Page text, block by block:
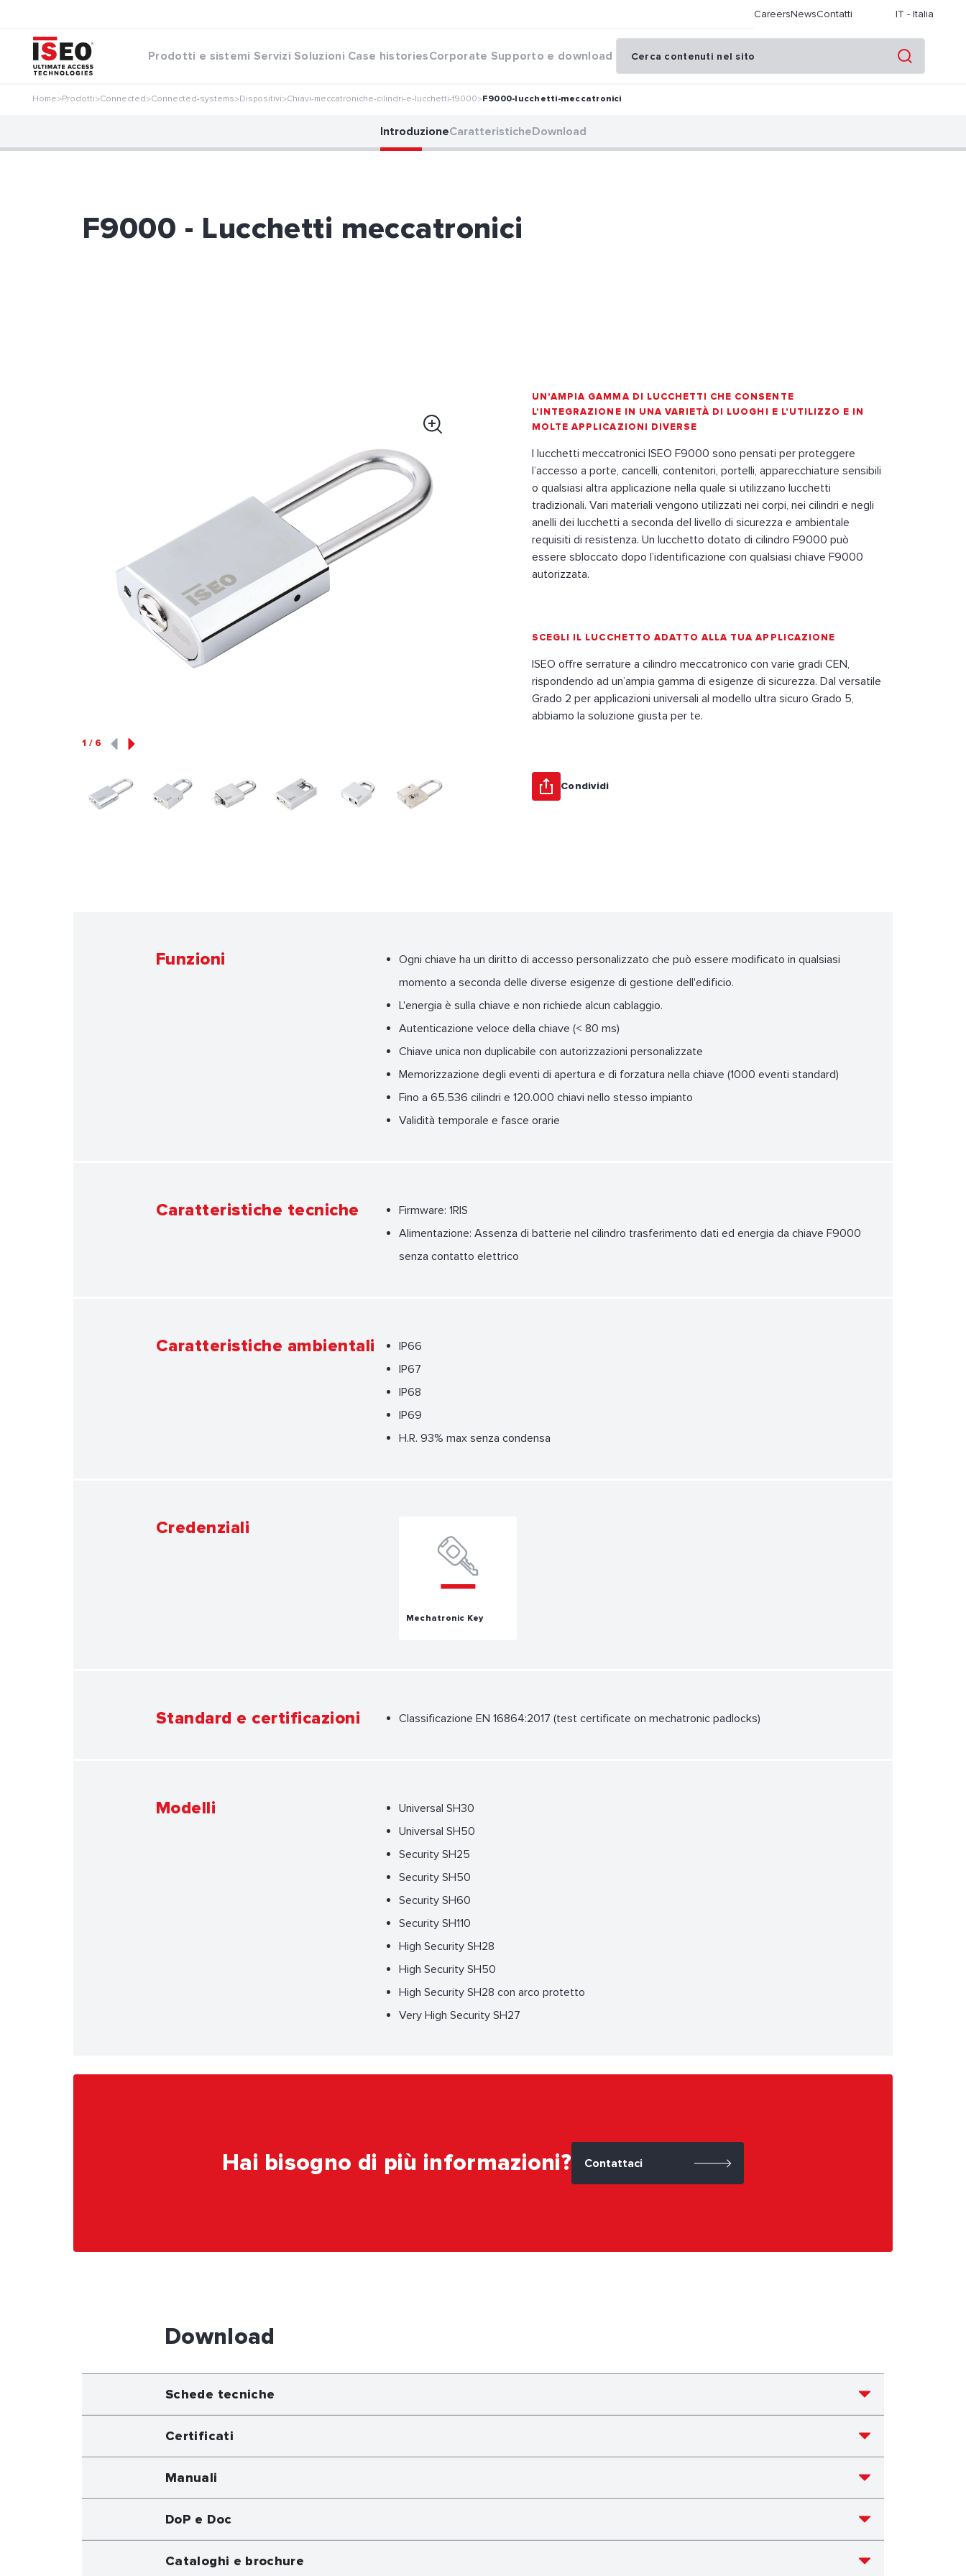
CareersNewsContatti IT - Italia
Prodotti e sistemi Servizi Soluzioni Case historiesCorporate Supporto e download
Home>Prodotti>Connected>Connected-systems>Dispositivi>Chiavi-meccatroniche-cilindri-e-lucchetti-f9000>F9000-lucchetti-meccatronici
IntroduzioneCaratteristicheDownload
F9000 - Lucchetti meccatronici
1 / 6
UN'AMPIA GAMMA DI LUCCHETTI CHE CONSENTE
L'INTEGRAZIONE IN UNA VARIETÀ DI LUOGHI E L'UTILIZZO E IN
MOLTE APPLICAZIONI DIVERSE
I lucchetti meccatronici ISEO F9000 sono pensati per proteggere
l’accesso a porte, cancelli, contenitori, portelli, apparecchiature sensibili
o qualsiasi altra applicazione nella quale si utilizzano lucchetti
tradizionali. Vari materiali vengono utilizzati nei corpi, nei cilindri e negli
anelli dei lucchetti a seconda del livello di sicurezza e ambientale
requisiti di resistenza. Un lucchetto dotato di cilindro F9000 può
essere sbloccato dopo l’identificazione con qualsiasi chiave F9000
autorizzata.
SCEGLI IL LUCCHETTO ADATTO ALLA TUA APPLICAZIONE
ISEO offre serrature a cilindro meccatronico con varie gradi CEN,
rispondendo ad un’ampia gamma di esigenze di sicurezza. Dal versatile
Grado 2 per applicazioni universali al modello ultra sicuro Grado 5,
abbiamo la soluzione giusta per te.
Condividi
Funzioni
Ogni chiave ha un diritto di accesso personalizzato che può essere modificato in qualsiasi
momento a seconda delle diverse esigenze di gestione dell'edificio.
L'energia è sulla chiave e non richiede alcun cablaggio.
Autenticazione veloce della chiave (< 80 ms)
Chiave unica non duplicabile con autorizzazioni personalizzate
Memorizzazione degli eventi di apertura e di forzatura nella chiave (1000 eventi standard)
Fino a 65.536 cilindri e 120.000 chiavi nello stesso impianto
Validità temporale e fasce orarie
Caratteristiche tecniche
Firmware: 1RIS
Alimentazione: Assenza di batterie nel cilindro trasferimento dati ed energia da chiave F9000
senza contatto elettrico
Caratteristiche ambientali
IP66
IP67
IP68
IP69
H.R. 93% max senza condensa
Credenziali
Mechatronic Key
Standard e certificazioni Classificazione EN 16864:2017 (test certificate on mechatronic padlocks)
Modelli
Universal SH30
Universal SH50
Security SH25
Security SH50
Security SH60
Security SH110
High Security SH28
High Security SH50
High Security SH28 con arco protetto
Very High Security SH27
Hai bisogno di più informazioni? Contattaci
Download
Schede tecniche
Certificati
Manuali
DoP e Doc
Cataloghi e brochure